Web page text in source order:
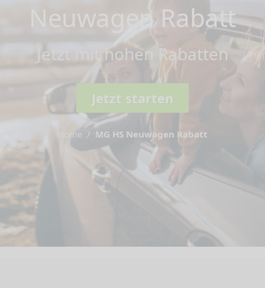
Neuwagen Rabatt
Jetzt mit hohen Rabatten
Jetzt starten
Home MG HS Neuwagen Rabatt